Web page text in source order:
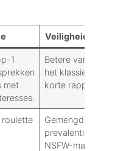
Veiligheid/
1
met
Betere vangrails
het klassieke
korte rapporten
roulette
Gemengd: de
prevalentie van
NSFW-materiaal